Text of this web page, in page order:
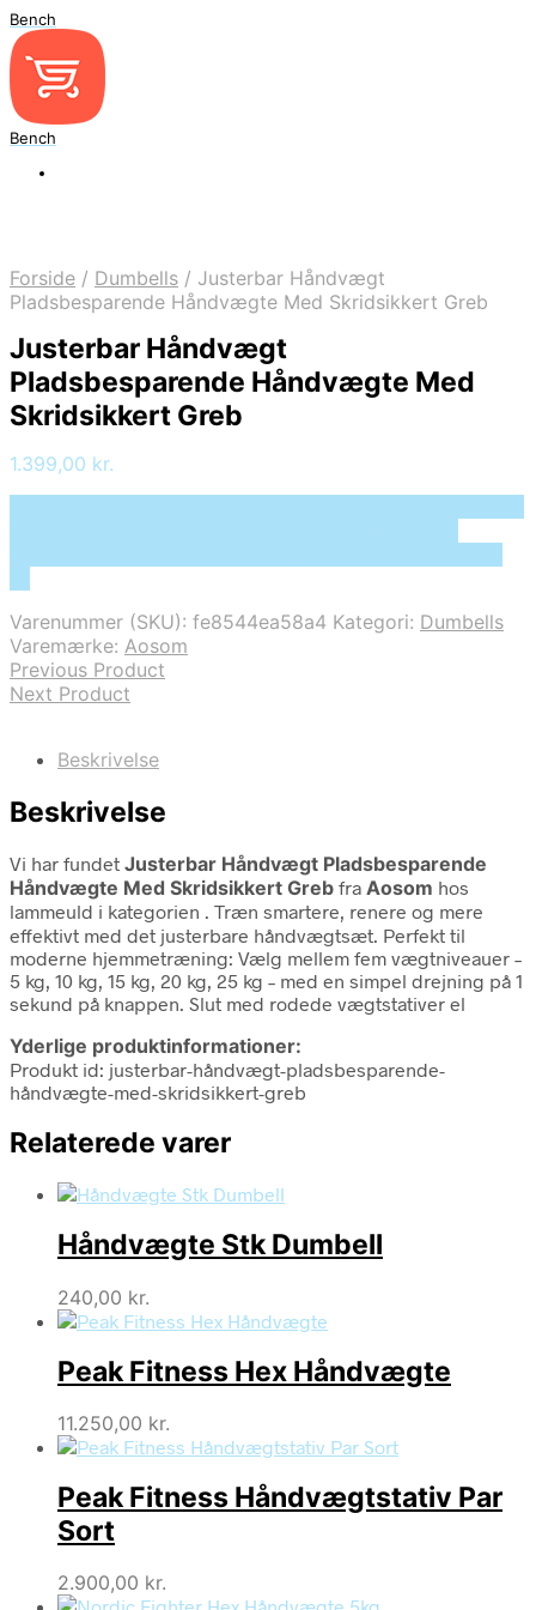
Bench
Bench
Forside / Dumbells / Justerbar Håndvægt
Pladsbesparende Håndvægte Med Skridsikkert Greb
Justerbar Håndvægt
Pladsbesparende Håndvægte Med
Skridsikkert Greb
1.399,00 kr.
Varenummer (SKU): fe8544ea58a4 Kategori: Dumbells
Varemærke: Aosom
Previous Product
Next Product
Beskrivelse
Beskrivelse
Vi har fundet Justerbar Håndvægt Pladsbesparende
Håndvægte Med Skridsikkert Greb fra Aosom hos
lammeuld i kategorien . Træn smartere, renere og mere
effektivt med det justerbare håndvægtsæt. Perfekt til
moderne hjemmetræning: Vælg mellem fem vægtniveauer –
5 kg, 10 kg, 15 kg, 20 kg, 25 kg – med en simpel drejning på 1
sekund på knappen. Slut med rodede vægtstativer el
Yderlige produktinformationer:
Produkt id: justerbar-håndvægt-pladsbesparende-
håndvægte-med-skridsikkert-greb
Relaterede varer
Håndvægte Stk Dumbell
240,00 kr.
Peak Fitness Hex Håndvægte
11.250,00 kr.
Peak Fitness Håndvægtstativ Par
Sort
2.900,00 kr.